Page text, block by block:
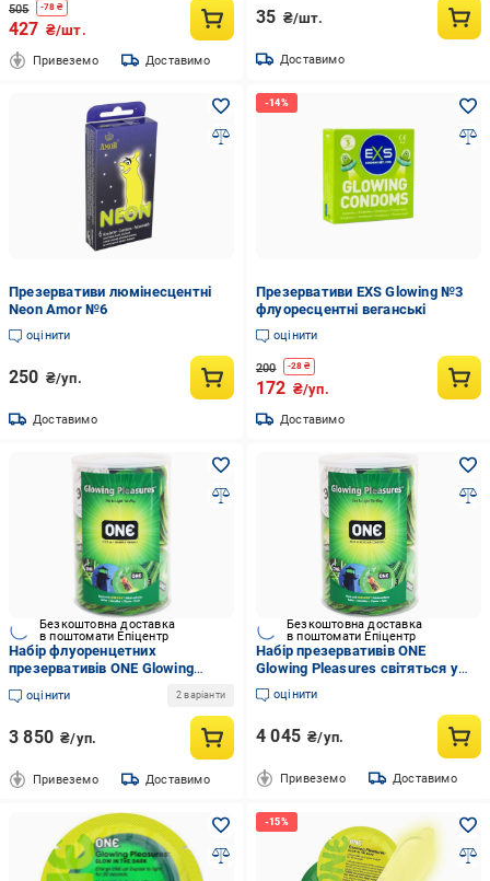
505 -78 ₴
427 ₴/шт.
Привеземо Доставимо
35 ₴/шт.
Доставимо
Презервативи люмінесцентні
Neon Amor №6
оцінити
250 ₴/уп.
Доставимо
Презервативи EXS Glowing №3
флуоресцентні веганські
оцінити
200 -28 ₴
172 ₴/уп.
Доставимо
Безкоштовна доставка
в поштомати Епіцентр
Набір флуоренцетних
презервативів ONE Glowing
Pleasures світяться у темряві
100 шт. (ONE11500B)
оцінити 2 варіанти
3 850 ₴/уп.
Привеземо Доставимо
Безкоштовна доставка
в поштомати Епіцентр
Набір презервативів ONE
Glowing Pleasures світяться у
темряві 100 шт. (ONE11500B)
оцінити
4 045 ₴/уп.
Привеземо Доставимо